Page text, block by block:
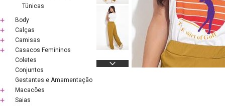
Túnicas
Body
Calças
Camisas
Casacos Femininos
Coletes
Conjuntos
Gestantes e Amamentação
Macacões
Saias